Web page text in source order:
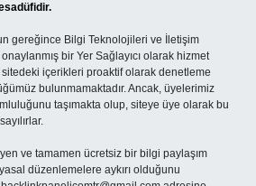
gereğince Bilgi Teknolojileri ve İletişim
bir Yer Sağlayıcı olarak hizmet
içerikleri proaktif olarak denetleme
bulunmamaktadır. Ancak, üyelerimiz
taşımakta olup, siteye üye olarak bu
ve tamamen ücretsiz bir bilgi paylaşım
düzenlemelere aykırı olduğunu